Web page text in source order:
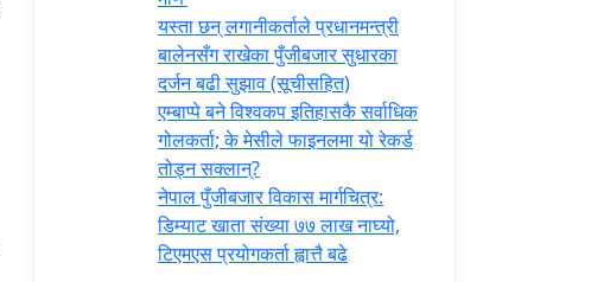
यस्ता छन् लगानीकर्ताले प्रधानमन्त्री
‍बालेनसँग राखेका पुँजीबजार सुधारका
दर्जन बढी सुझाव (सूचीसहित)
एम्बाप्पे बने विश्वकप इतिहासकै सर्वाधिक
गोलकर्ता; के मेसीले फाइनलमा यो रेकर्ड
तोड्न सक्लान्?
नेपाल पुँजीबजार विकास मार्गचित्र:
डिम्याट खाता संख्या ७७ लाख नाघ्यो,
टिएमएस प्रयोगकर्ता ह्वात्तै बढे